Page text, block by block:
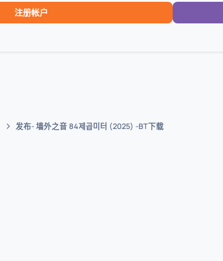
注册帐户
发布- 墙外之音 84제곱미터 (2025) -BT下载